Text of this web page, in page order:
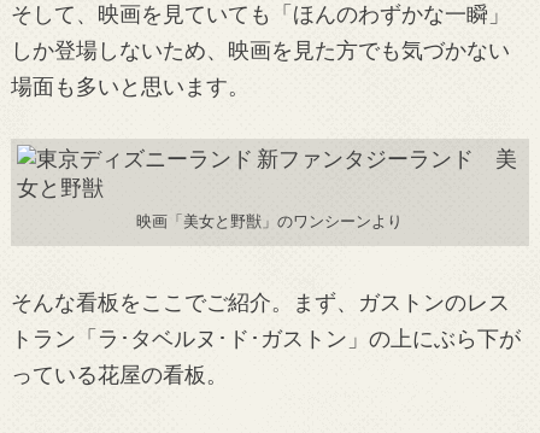
そして、映画を見ていても「ほんのわずかな一瞬」
しか登場しないため、映画を見た方でも気づかない
場面も多いと思います。
映画「美女と野獣」のワンシーンより
そんな看板をここでご紹介。まず、ガストンのレス
トラン「ラ･タベルヌ･ド･ガストン」の上にぶら下が
っている花屋の看板。